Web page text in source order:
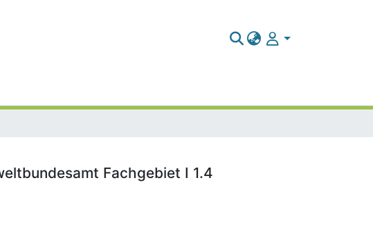
Fachgebiet I 1.4